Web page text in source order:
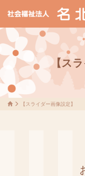
【ス
【スライダー画像設定】